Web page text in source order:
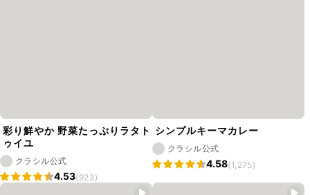
彩り鮮やか 野菜たっぷりラタト
ゥイユ
クラシル公式
4.53(923)
シンプルキーマカレー
クラシル公式
4.58(1,275)